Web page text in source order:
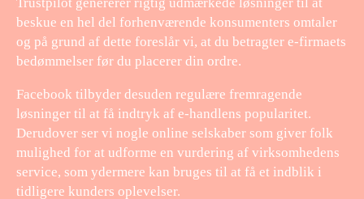
beskue en hel del forhenværende konsumenters omtaler
og på grund af dette foreslår vi, at du betragter e-firmaets
bedømmelser før du placerer din ordre.
Facebook tilbyder desuden regulære fremragende
løsninger til at få indtryk af e-handlens popularitet.
Derudover ser vi nogle online selskaber som giver folk
mulighed for at udforme en vurdering af virksomhedens
service, som ydermere kan bruges til at få et indblik i
tidligere kunders oplevelser.